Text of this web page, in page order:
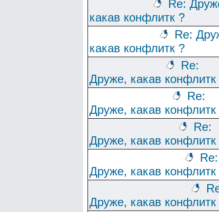
Re:
какав конфлитк ?
Re:
какав конфлитк ?
Re:
Друже, какав конфлитк
Re:
Друже, какав конфлитк
Re:
Друже, какав конфлитк
Re:
Друже, какав конфлитк
Друже, какав конфлитк